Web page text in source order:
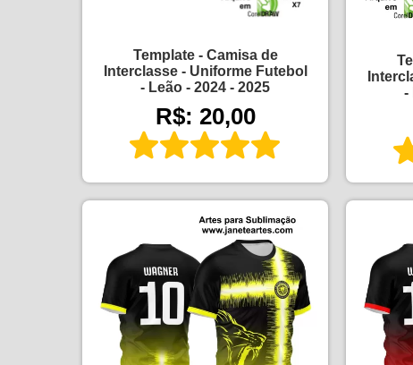
Template - Camisa de
Interclasse - Uniforme Futebol
- Leão - 2024 - 2025
R$: 20,00
-